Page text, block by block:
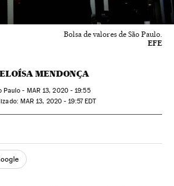
Bolsa de valores de São Paulo.
EFE
MENDONÇA
Paulo - MAR13, 2020 - 19:55
MAR 13, 2020 - 19:57EDT
en TwitterRedes Sociales